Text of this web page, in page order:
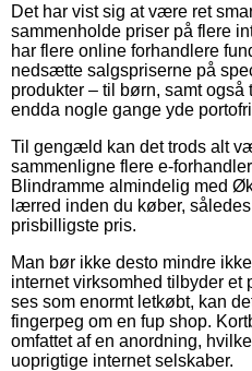
Det har vist sig at være ret
sammenholde priser på flere
har flere online forhandlere
nedsætte salgspriserne på
produkter – til børn, samt også
endda nogle gange yde
Til gengæld kan det trods alt
sammenligne flere e-
Blindramme almindelig med
lærred inden du køber,
prisbilligste pris.
Man bør ikke desto mindre
internet virksomhed tilbyder et
ses som enormt letkøbt, kan
fingerpeg om en fup shop.
omfattet af en anordning,
uoprigtige internet selskaber.